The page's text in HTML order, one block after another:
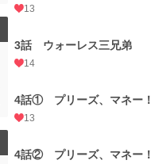
13
3話 ウォーレス三兄弟
14
4話① プリーズ、マネー！
13
4話② プリーズ、マネー！